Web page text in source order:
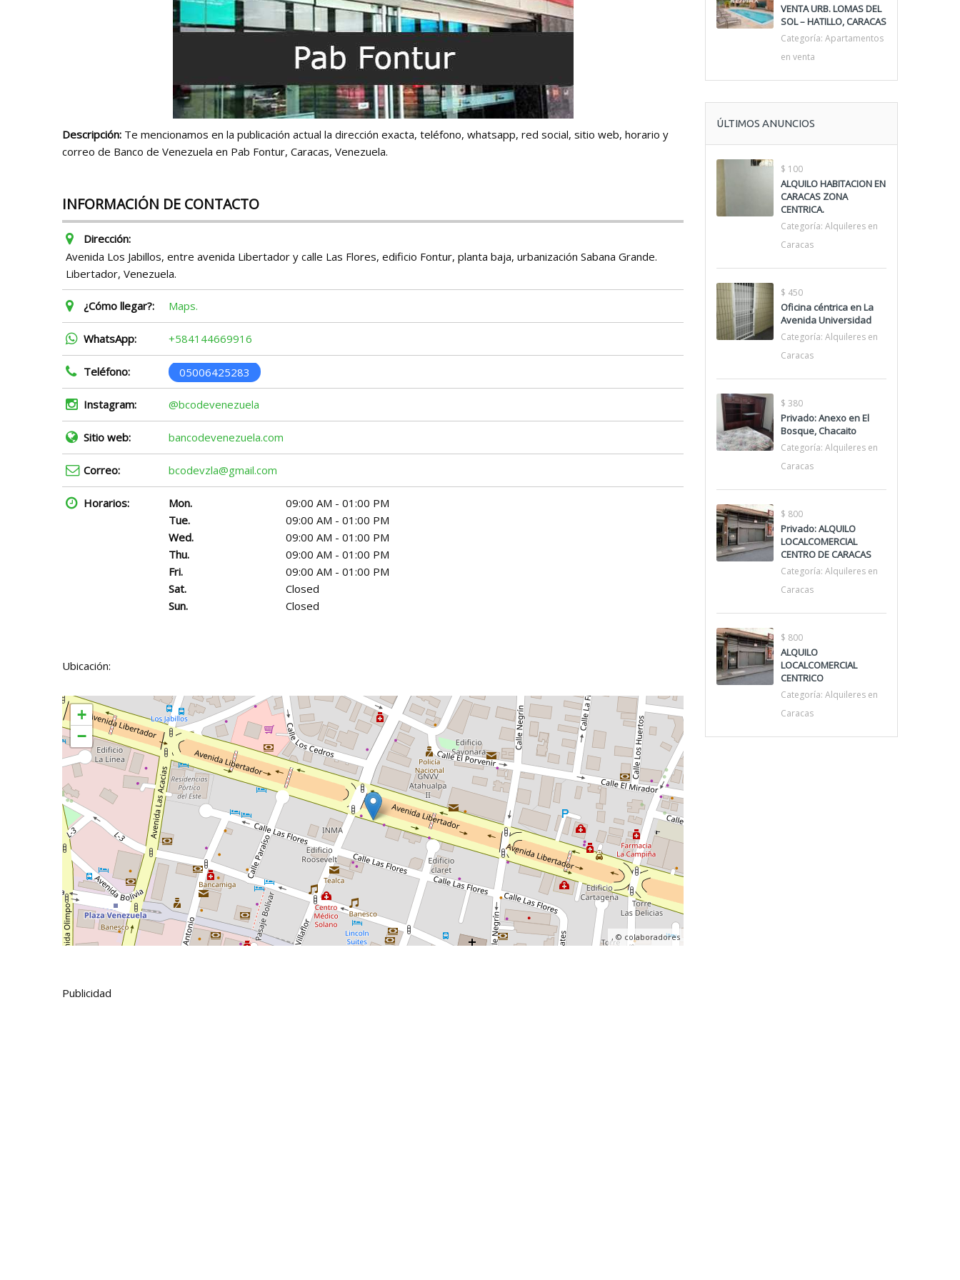
Descripción: Te mencionamos en la publicación actual la dirección exacta, teléfono, whatsapp, red social, sitio web, horario y
correo de Banco de Venezuela en Pab Fontur, Caracas, Venezuela.
INFORMACIÓN DE CONTACTO
Dirección:
Avenida Los Jabillos, entre avenida Libertador y calle Las Flores, edificio Fontur, planta baja, urbanización Sabana Grande.
Libertador, Venezuela.
¿Cómo llegar?: Maps.
WhatsApp: +584144669916
Teléfono: 05006425283
Instagram: @bcodevenezuela
Sitio web: bancodevenezuela.com
Correo: bcodevzla@gmail.com
Horarios: Mon.
09:00 AM - 01:00 PM
Tue.
09:00 AM - 01:00 PM
Wed.
09:00 AM - 01:00 PM
Thu.
09:00 AM - 01:00 PM
Fri.
09:00 AM - 01:00 PM
Sat.
Closed
Sun.
Closed
Ubicación:
+
−
, © colaboradores
Publicidad
VENTA URB. LOMAS DEL
SOL – HATILLO, CARACAS
Categoría: Apartamentos
en venta
ÚLTIMOS ANUNCIOS
$ 100
ALQUILO HABITACION EN
CARACAS ZONA
CENTRICA.
Categoría: Alquileres en
Caracas
$ 450
Oficina céntrica en La
Avenida Universidad
Categoría: Alquileres en
Caracas
$ 380
Privado: Anexo en El
Bosque, Chacaito
Categoría: Alquileres en
Caracas
$ 800
Privado: ALQUILO
LOCALCOMERCIAL
CENTRO DE CARACAS
Categoría: Alquileres en
Caracas
$ 800
ALQUILO
LOCALCOMERCIAL
CENTRICO
Categoría: Alquileres en
Caracas